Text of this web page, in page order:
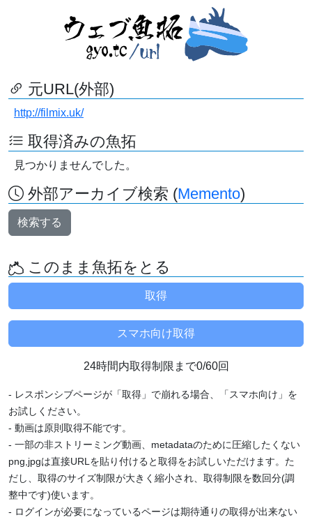
元URL(外部)
http://filmix.uk/
取得済みの魚拓
見つかりませんでした。
外部アーカイブ検索 (Memento)
検索する
このまま魚拓をとる
24時間内取得制限まで0/60回
- レスポンシブページが「取得」で崩れる場合、「スマホ向け」を
お試しください。
- 動画は原則取得不能です。
- 一部の非ストリーミング動画、metadataのために圧縮したくない
png,jpgは直接URLを貼り付けると取得をお試しいただけます。た
だし、取得のサイズ制限が大きく縮小され、取得制限を数回分(調
整中です)使います。
- ログインが必要になっているページは期待通りの取得が出来ない